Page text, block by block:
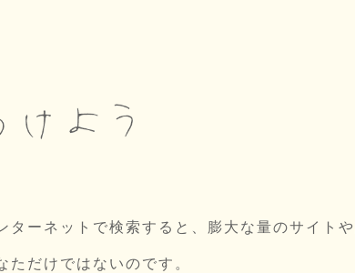
ターネットで検索すると、膨大な量のサイト
だけではないのです。